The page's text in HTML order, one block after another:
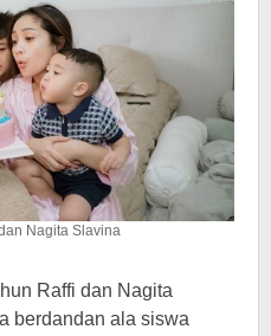
Nagita Slavina
Raffi dan Nagita
berdandan ala siswa